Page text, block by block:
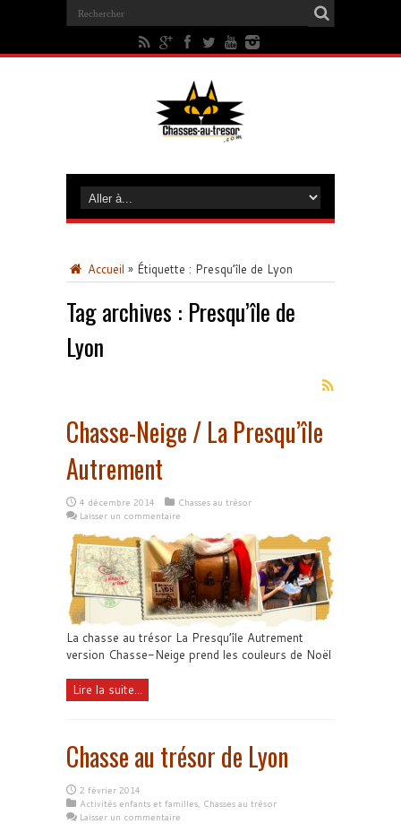
Accueil » Étiquette : Presqu’île de Lyon
Tag archives : Presqu’île de
Lyon
Chasse-Neige / La Presqu’île
Autrement
4 décembre 2014
Chasses au trésor
Laisser un commentaire
La chasse au trésor La Presqu’île Autrement
version Chasse-Neige prend les couleurs de Noël
Lire la suite...
Chasse au trésor de Lyon
2 février 2014
Activités enfants et familles, Chasses au trésor
Laisser un commentaire